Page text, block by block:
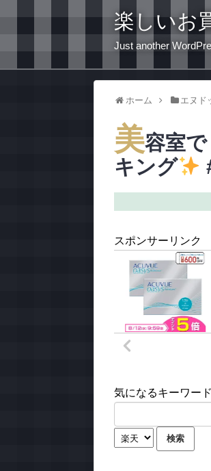
楽しいお
Just another
ホーム エヌド
美容室
キング
スポンサーリンク
気になるキーワー